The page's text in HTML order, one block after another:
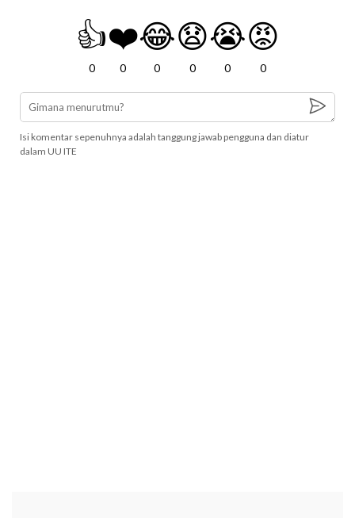
👍
0
❤️
0
😂
0
😧
0
😭
0
😡
0
Isi komentar sepenuhnya adalah tanggung jawab pengguna dan diatur
dalam UU ITE